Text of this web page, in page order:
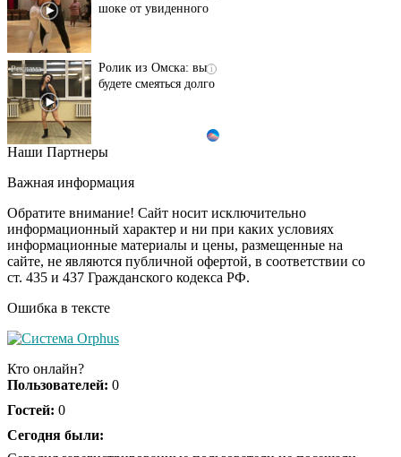
шоке от увиденного
i
Ролик из Омска: вы
будете смеяться долго
Ржу не переставая, это
не раз
i
Скрытая камера на
пляже Крыма: Что
люди вытворяют, когда
Ролик длится
долго
Королева вагона
Наши Партнеры
Важная информация
Обратите внимание! Сайт носит исключительно
информационный характер и ни при каких условиях
информационные материалы и цены, размещенные на
сайте, не являются публичной офертой, в соответствии со
ст. 435 и 437 Гражданского кодекса РФ.
Ошибка в тексте
Кто онлайн?
Пользователей: 0
Гостей: 0
Сегодня были: